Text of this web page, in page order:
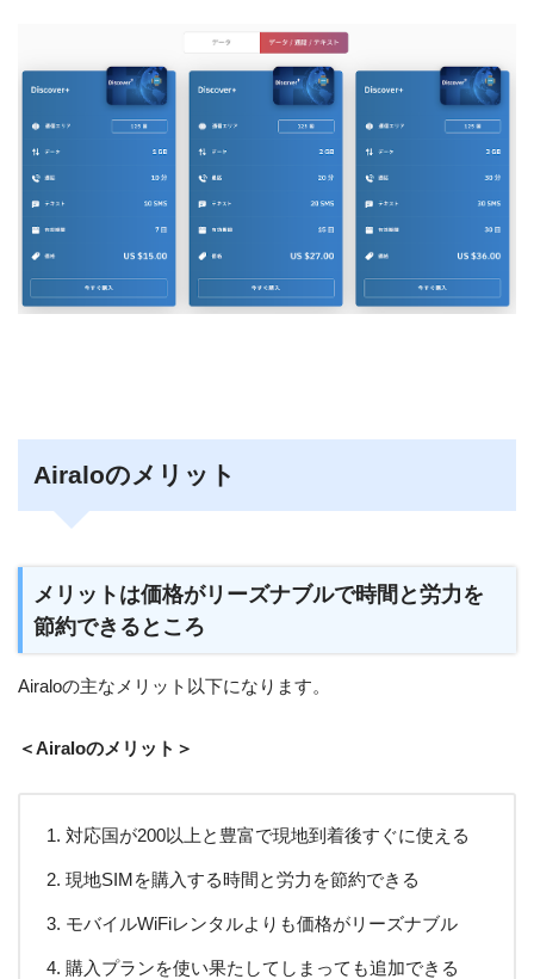
Airaloのメリット
メリットは価格がリーズナブルで時間と労力を
節約できるところ
Airaloの主なメリット以下になります。
＜Airaloのメリット＞
対応国が200以上と豊富で現地到着後すぐに使える
現地SIMを購入する時間と労力を節約できる
モバイルWiFiレンタルよりも価格がリーズナブル
購入プランを使い果たしてしまっても追加できる